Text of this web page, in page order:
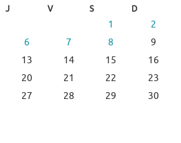
J V S D
1
2
6 7 8
9
13 14 15
16
20 21 22
23
27 28 29
30